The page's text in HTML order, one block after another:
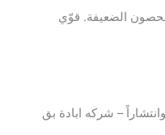
الضعيفة. قوّي
– شركه ابادة بق